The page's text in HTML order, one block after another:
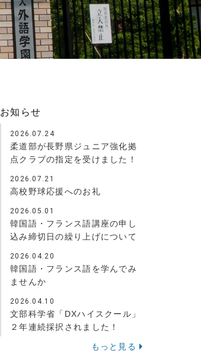
お知らせ
2026.07.24
柔道部が長野県ジュニア強化拠
点クラブの指定を受けました！
2026.07.21
高校野球応援へのお礼
2026.05.01
韓国語・フランス語講座の申し
込み締切日の繰り上げについて
2026.04.20
韓国語・フランス語を学んでみ
ませんか
2026.04.10
文部科学省「DXハイスクール」
２年連続採択されました！
もっと見る